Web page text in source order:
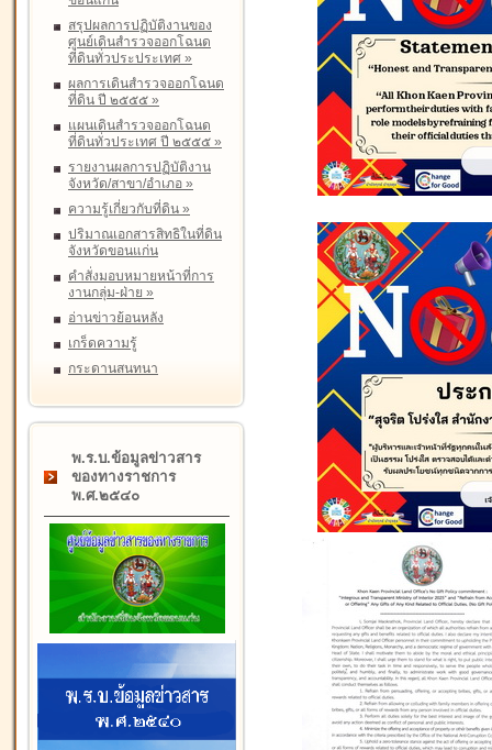
สรุปผลการปฏิบัติงานของ
ศูนย์เดินสำรวจออกโฉนด
ที่ดินทั่วประประเทศ »
ผลการเดินสำรวจออกโฉนด
ที่ดิน ปี ๒๕๕๕ »
แผนเดินสำรวจออกโฉนด
ที่ดินทั่วประเทศ ปี ๒๕๕๕ »
รายงานผลการปฏิบัติงาน
จังหวัด/สาขา/อำเภอ »
ความรู้เกี่ยวกับที่ดิน »
ปริมาณเอกสารสิทธิในที่ดิน
จังหวัดขอนแก่น
คำสั่งมอบหมายหน้าที่การ
งานกลุ่ม-ฝ่าย »
อ่านข่าวย้อนหลัง
เกร็ดความรู้
กระดานสนทนา
พ.ร.บ.ข้อมูลข่าวสาร
ของทางราชการ
พ.ศ.๒๕๔๐